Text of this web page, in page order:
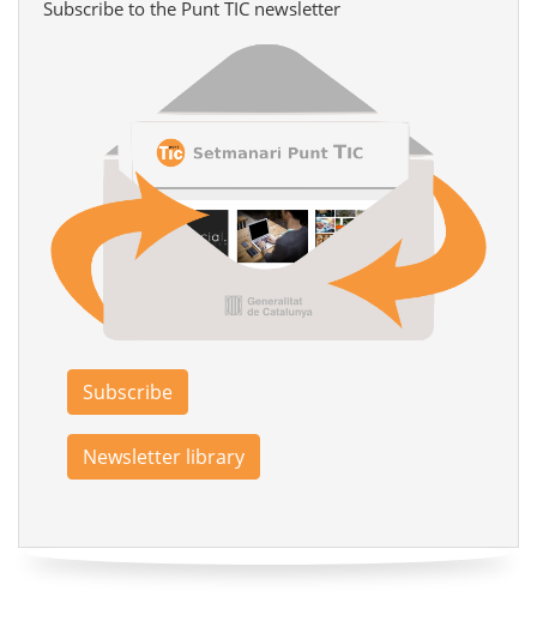
Subscribe to the Punt TIC newsletter
Subscribe
Newsletter library